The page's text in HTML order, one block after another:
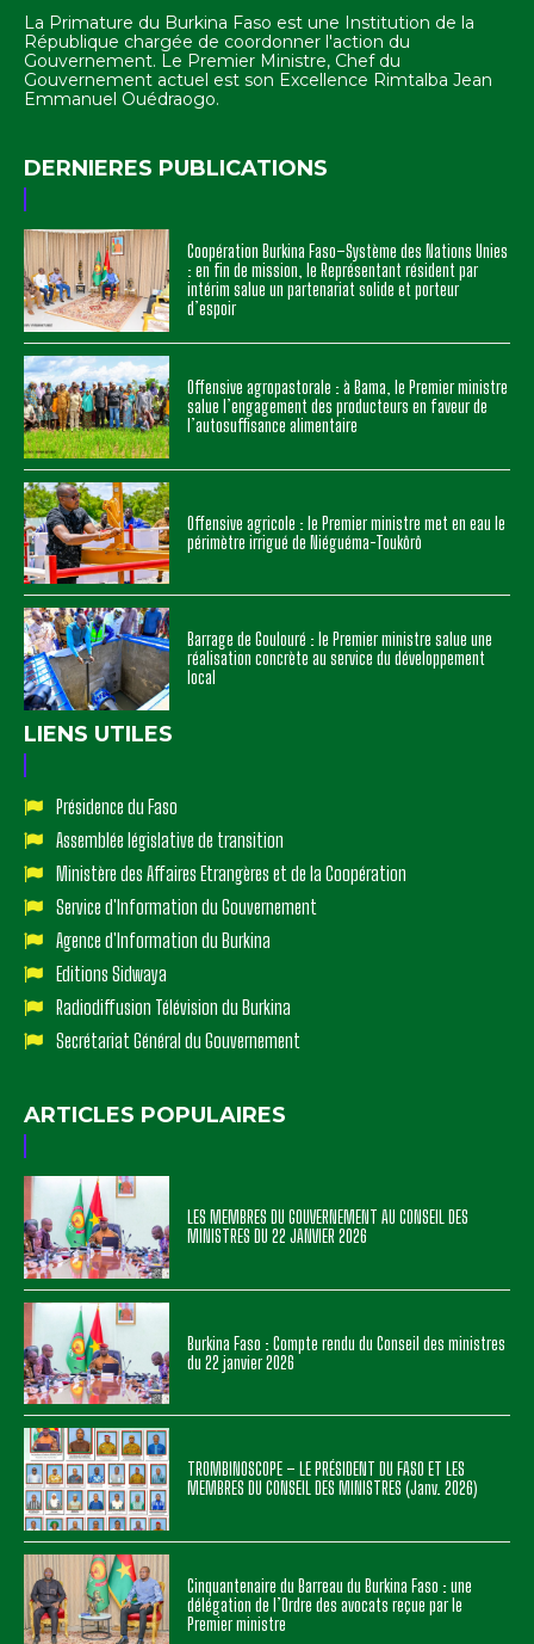
La Primature du Burkina Faso est une Institution de la
République chargée de coordonner l'action du
Gouvernement. Le Premier Ministre, Chef du
Gouvernement actuel est son Excellence Rimtalba Jean
Emmanuel Ouédraogo.
DERNIERES PUBLICATIONS
Coopération Burkina Faso–Système des Nations Unies
: en fin de mission, le Représentant résident par
intérim salue un partenariat solide et porteur
d’espoir
Offensive agropastorale : à Bama, le Premier ministre
salue l’engagement des producteurs en faveur de
l’autosuffisance alimentaire
Offensive agricole : le Premier ministre met en eau le
périmètre irrigué de Niéguéma-Toukôrô
Barrage de Goulouré : le Premier ministre salue une
réalisation concrète au service du développement
local
LIENS UTILES
Présidence du Faso
Assemblée législative de transition
Ministère des Affaires Etrangères et de la Coopération
Service d'Information du Gouvernement
Agence d'Information du Burkina
Editions Sidwaya
Radiodiffusion Télévision du Burkina
Secrétariat Général du Gouvernement
ARTICLES POPULAIRES
LES MEMBRES DU GOUVERNEMENT AU CONSEIL DES
MINISTRES DU 22 JANVIER 2026
Burkina Faso : Compte rendu du Conseil des ministres
du 22 janvier 2026
TROMBINOSCOPE – LE PRÉSIDENT DU FASO ET LES
MEMBRES DU CONSEIL DES MINISTRES (Janv. 2026)
Cinquantenaire du Barreau du Burkina Faso : une
délégation de l’Ordre des avocats reçue par le
Premier ministre